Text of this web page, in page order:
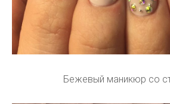
Бежевый маникюр со